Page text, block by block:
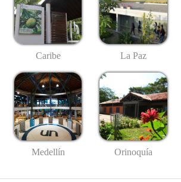
Caribe La Paz
Medellín Orinoquía